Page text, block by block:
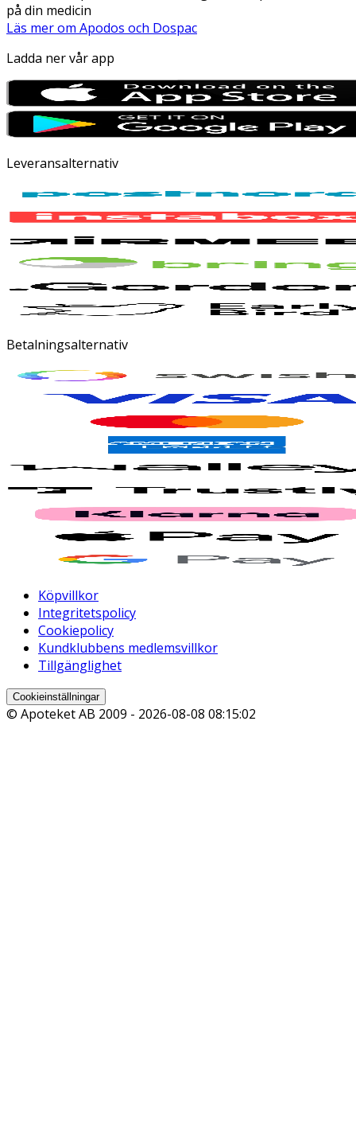
på din medicin
Läs mer om Apodos och Dospac
Ladda ner vår app
Leveransalternativ
Betalningsalternativ
Köpvillkor
Integritetspolicy
Cookiepolicy
Kundklubbens medlemsvillkor
Tillgänglighet
Cookieinställningar
© Apoteket AB 2009 - 2026-08-08 08:15:02